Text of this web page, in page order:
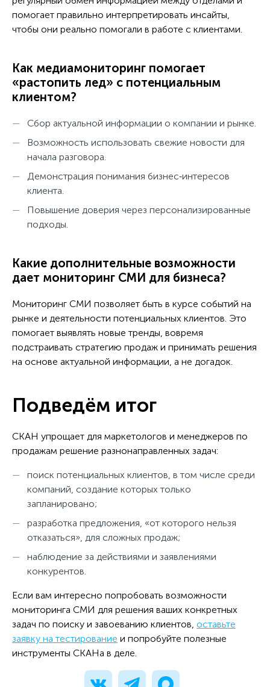
помогает правильно интерпретировать инсайты,
чтобы они реально помогали в работе с клиентами.
Как медиамониторинг помогает
«растопить лед» с потенциальным
клиентом?
Сбор актуальной информации о компании и рынке.
Возможность использовать свежие новости для
начала разговора.
Демонстрация понимания бизнес‑интересов
клиента.
Повышение доверия через персонализированные
подходы.
Какие дополнительные возможности
дает мониторинг СМИ для бизнеса?
Мониторинг СМИ позволяет быть в курсе событий на
рынке и деятельности потенциальных клиентов. Это
помогает выявлять новые тренды, вовремя
подстраивать стратегию продаж и принимать решения
на основе актуальной информации, а не догадок.
Подведём итог
СКАН упрощает для маркетологов и менеджеров по
продажам решение разнонаправленных задач:
поиск потенциальных клиентов, в том числе среди
компаний, создание которых только
запланировано;
разработка предложения, «от которого нельзя
отказаться», для сложных продаж;
наблюдение за действиями и заявлениями
конкурентов.
Если вам интересно попробовать возможности
мониторинга СМИ для решения ваших конкретных
задач по поиску и завоеванию клиентов, оставьте
заявку на тестирование и попробуйте полезные
инструменты СКАНа в деле.